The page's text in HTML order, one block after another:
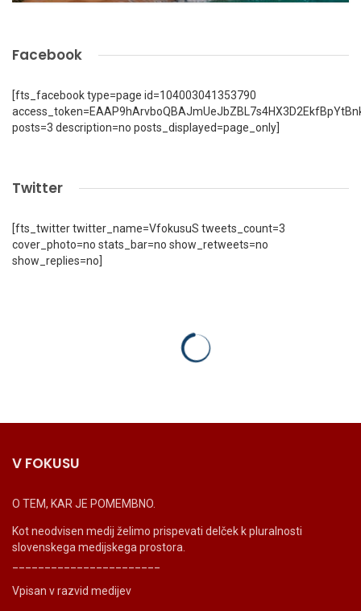
Facebook
[fts_facebook type=page id=104003041353790
posts=3 description=no posts_displayed=page_only]
Twitter
[fts_twitter twitter_name=VfokusuS tweets_count=3
cover_photo=no stats_bar=no show_retweets=no
show_replies=no]
V FOKUSU
O TEM, KAR JE POMEMBNO.
Kot neodvisen medij želimo prispevati delček k pluralnosti
slovenskega medijskega prostora.
Vpisan v razvid medijev